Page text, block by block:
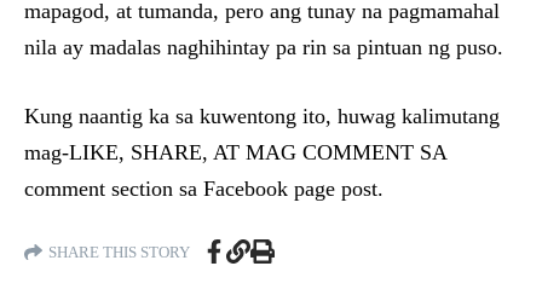
mapagod, at tumanda, pero ang tunay na pagmamahal
nila ay madalas naghihintay pa rin sa pintuan ng puso.
Kung naantig ka sa kuwentong ito, huwag kalimutang
mag-LIKE, SHARE, AT MAG COMMENT SA
comment section sa Facebook page post.
SHARE THIS STORY